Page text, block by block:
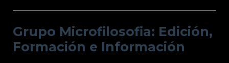
Grupo Microfilosofia: Edición,
Formación e Información